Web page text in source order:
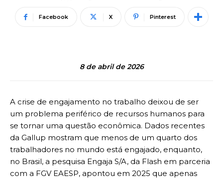
Facebook X Pinterest
8 de abril de 2026
A crise de engajamento no trabalho deixou de ser
um problema periférico de recursos humanos para
se tornar uma questão econômica. Dados recentes
da Gallup mostram que menos de um quarto dos
trabalhadores no mundo está engajado, enquanto,
no Brasil, a pesquisa Engaja S/A, da Flash em parceria
com a FGV EAESP, apontou em 2025 que apenas